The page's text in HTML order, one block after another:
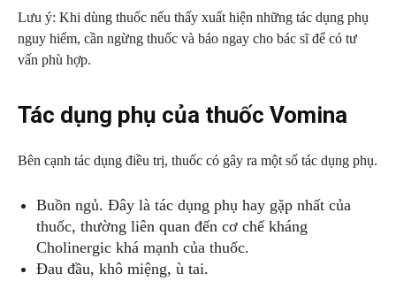
Lưu ý: Khi dùng thuốc nếu thấy xuất hiện những tác dụng phụ
nguy hiểm, cần ngừng thuốc và báo ngay cho bác sĩ để có tư
vấn phù hợp.
Tác dụng phụ của thuốc Vomina
Bên cạnh tác dụng điều trị, thuốc có gây ra một số tác dụng phụ.
Buồn ngủ. Đây là tác dụng phụ hay gặp nhất của
thuốc, thường liên quan đến cơ chế kháng
Cholinergic khá mạnh của thuốc.
Đau đầu, khô miệng, ù tai.